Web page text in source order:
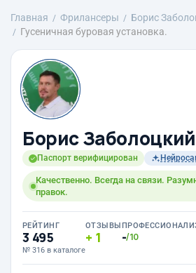
Главная Фрилансеры Борис
Гусеничная буровая установка.
Борис Заболоцкий
Паспорт верифицирован
Качественно. Всегда на связи.
правок.
РЕЙТИНГ
3 495
№ 316 в каталоге
ОТЗЫВЫ
1 -/10